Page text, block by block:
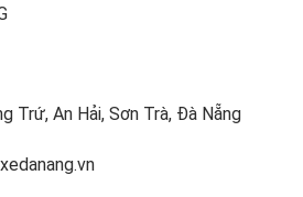
Trứ, An Hải, Sơn Trà, Đà Nẵng